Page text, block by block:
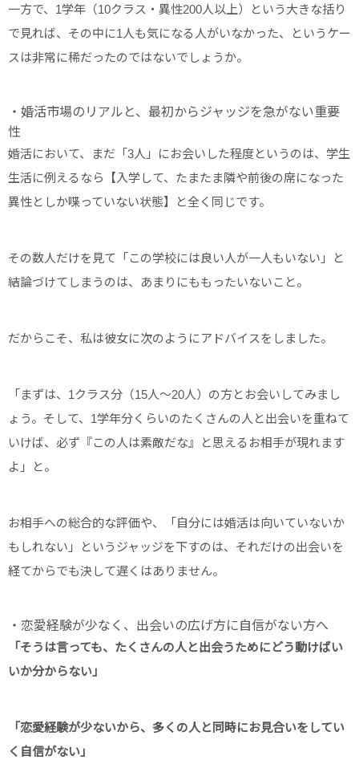
一方で、1学年（10クラス・異性200人以上）という大きな括り
で見れば、その中に1人も気になる人がいなかった、というケー
スは非常に稀だったのではないでしょうか。
・婚活市場のリアルと、最初からジャッジを急がない重要
性
婚活において、まだ「3人」にお会いした程度というのは、学生
生活に例えるなら【入学して、たまたま隣や前後の席になった
異性としか喋っていない状態】と全く同じです。
その数人だけを見て「この学校には良い人が一人もいない」と
結論づけてしまうのは、あまりにももったいないこと。
だからこそ、私は彼女に次のようにアドバイスをしました。
「まずは、1クラス分（15人〜20人）の方とお会いしてみまし
ょう。そして、1学年分くらいのたくさんの人と出会いを重ねて
いけば、必ず『この人は素敵だな』と思えるお相手が現れます
よ」と。
お相手への総合的な評価や、「自分には婚活は向いていないか
もしれない」というジャッジを下すのは、それだけの出会いを
経てからでも決して遅くはありません。
・恋愛経験が少なく、出会いの広げ方に自信がない方へ
「そうは言っても、たくさんの人と出会うためにどう動けばい
いか分からない」
「恋愛経験が少ないから、多くの人と同時にお見合いをしてい
く自信がない」